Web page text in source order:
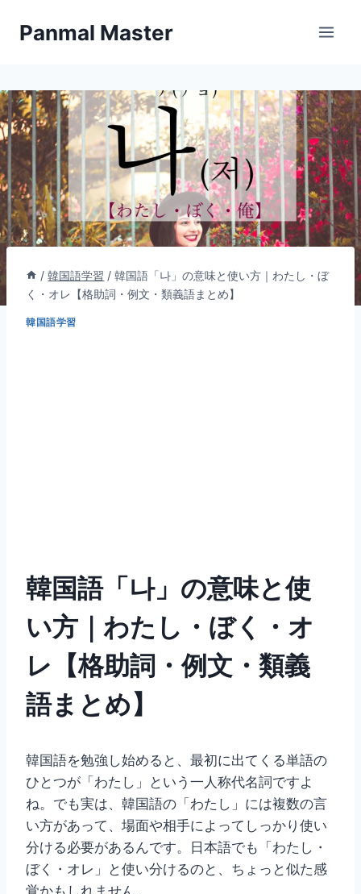
キ
ッ
プ
Panmal Master
/ 韓国語学習 / 韓国語「나」の意味と使い方｜わたし・ぼ
く・オレ【格助詞・例文・類義語まとめ】
韓国語学習
韓国語「나」の意味と使
い方｜わたし・ぼく・オ
レ【格助詞・例文・類義
語まとめ】
韓国語を勉強し始めると、最初に出てくる単語の
ひとつが「わたし」という一人称代名詞ですよ
ね。でも実は、韓国語の「わたし」には複数の言
い方があって、場面や相手によってしっかり使い
分ける必要があるんです。日本語でも「わたし・
ぼく・オレ」と使い分けるのと、ちょっと似た感
覚かもしれません。